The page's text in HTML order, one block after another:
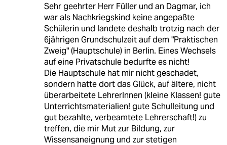
Sehr geehrter Herr Füller und an Dagmar, ich
war als Nachkriegskind keine angepaßte
Schülerin und landete deshalb trotzig nach der
6jährigen Grundschulzeit auf dem "Praktischen
Zweig" (Hauptschule) in Berlin. Eines Wechsels
auf eine Privatschule bedurfte es nicht!
Die Hauptschule hat mir nicht geschadet,
sondern hatte dort das Glück, auf ältere, nicht
überarbeitete LehrerInnen (kleine Klassen! gute
Unterrichtsmaterialien! gute Schulleitung und
gut bezahlte, verbeamtete Lehrerschaft!) zu
treffen, die mir Mut zur Bildung, zur
Wissensaneignung und zur stetigen